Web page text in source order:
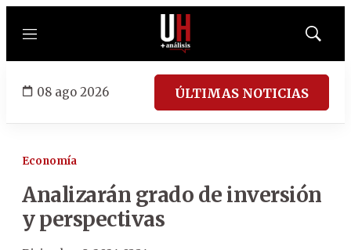
Menú
Mostrar
08 ago 2026 ÚLTIMAS NOTICIAS
Economía
Analizarán grado de inversión
y perspectivas